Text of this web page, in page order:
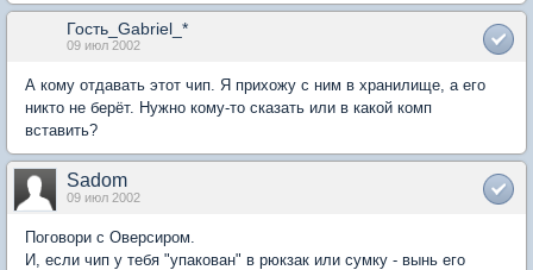
Гость_Gabriel_*
09 июл 2002
А кому отдавать этот чип. Я прихожу с ним в хранилище, а его
никто не берёт. Нужно кому-то сказать или в какой комп
вставить?
Sadom
09 июл 2002
Поговори с Оверсиром.
И, если чип у тебя "упакован" в рюкзак или сумку - вынь его